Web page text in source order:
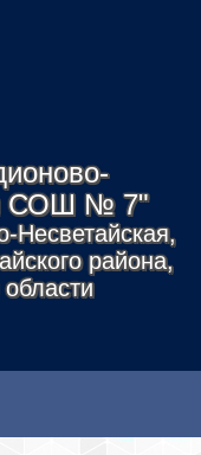
СОШ № 7"
Несветайская,
района,